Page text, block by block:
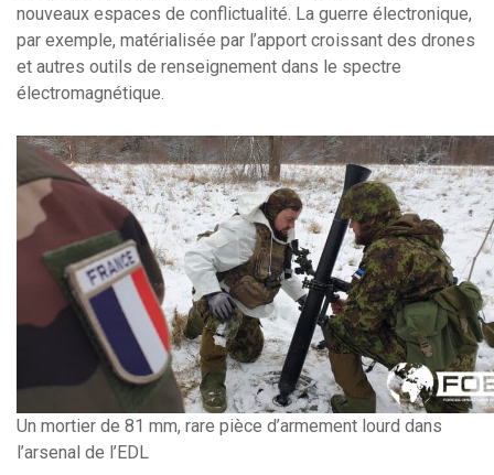
nouveaux espaces de conflictualité. La guerre électronique,
par exemple, matérialisée par l’apport croissant des drones
et autres outils de renseignement dans le spectre
électromagnétique.
Un mortier de 81 mm, rare pièce d’armement lourd dans
l’arsenal de l’EDL